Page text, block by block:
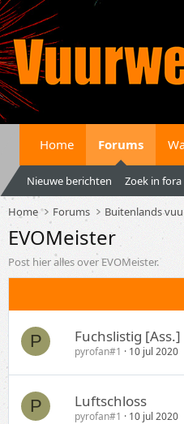
Home Forums
Nieuwe berichten Zoek in fora
Home Forums Buitenlands
EVOMeister
Post hier alles over EVOMeister.
P Fuchslistig [Ass.]
pyrofan#1 10 jul 2020
P Luftschloss
pyrofan#1 10 jul 2020